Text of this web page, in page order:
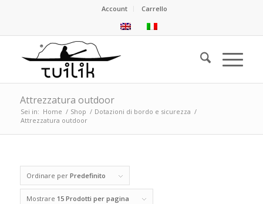
Account Carrello
Attrezzatura outdoor
Sei in: Home / Shop / Dotazioni di bordo e sicurezza /
Attrezzatura outdoor
Ordinare per Predefinito
Mostrare 15 Prodotti per pagina